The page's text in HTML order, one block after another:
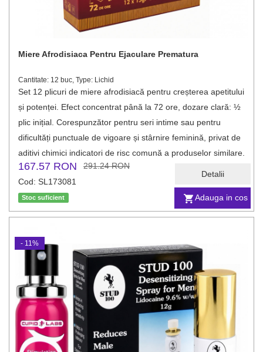
Adauga in cos
Detalii
Miere Afrodisiaca Pentru Ejaculare Prematura
Cantitate: 12 buc, Type: Lichid
Set 12 plicuri de miere afrodisiacă pentru creșterea apetitului
și potenței. Efect concentrat până la 72 ore, dozare clară: ½
plic inițial. Corespunzător pentru seri intime sau pentru
dificultăți punctuale de vigoare și stârnire feminină, privat de
aditivi chimici indicatori de risc comună a produselor similare.
167.57 RON
291.24 RON
Cod: SL173081
Stoc suficient
- 11%